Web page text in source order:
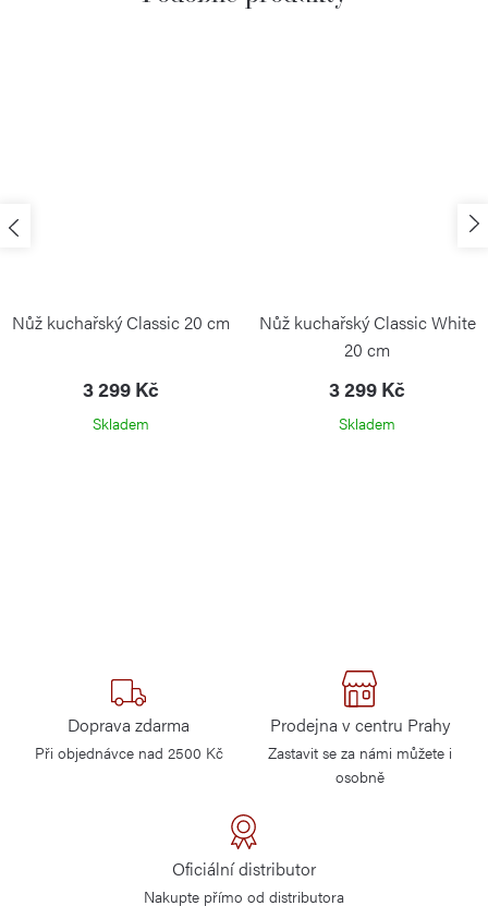
Nůž kuchařský Classic 20 cm
3 299 Kč
Skladem
Nůž kuchařský Classic White
20 cm
3 299 Kč
Skladem
Doprava zdarma
Při objednávce nad 2500 Kč
Prodejna v centru Prahy
Zastavit se za námi můžete i
osobně
Oficiální distributor
Nakupte přímo od distributora